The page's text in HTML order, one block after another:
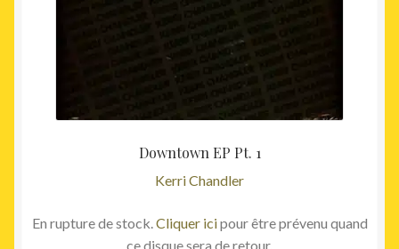
Downtown EP Pt. 1
Kerri Chandler
En rupture de stock. Cliquer icipour être prévenu quand
ce disque sera de retour.